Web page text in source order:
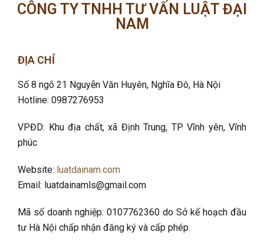
CÔNG TY TNHH TƯ VẤN LUẬT ĐẠI
NAM
ĐỊA CHỈ
Số 8 ngõ 21 Nguyễn Văn Huyên, Nghĩa Đô, Hà Nội
Hotline: 0987276953
VPĐD: Khu địa chất, xã Định Trung, TP Vĩnh yên, Vĩnh
phúc
Website: luatdainam.com
Email: luatdainamls@gmail.com
Mã số doanh nghiệp: 0107762360 do Sở kế hoạch đầu
tư Hà Nội chấp nhận đăng ký và cấp phép.